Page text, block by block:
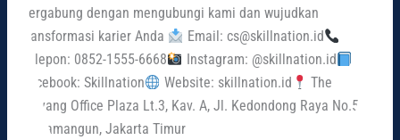
bergabung dengan mengubungi kami dan wujudkan
transformasi karier Anda
Email: cs@skillnation.id
Telepon: 0852-1555-6668
Instagram: @skillnation.id
Facebook: Skillnation
Website: skillnation.id
The
Wayang Office Plaza Lt.3, Kav. A, Jl. Kedondong Raya No.5A,
Rawamangun, Jakarta Timur